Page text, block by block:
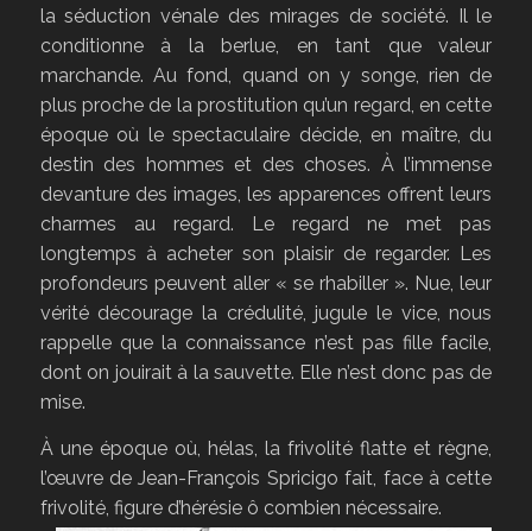
la séduction vénale des mirages de société. Il le
conditionne à la berlue, en tant que valeur
marchande. Au fond, quand on y songe, rien de
plus proche de la prostitution qu’un regard, en cette
époque où le spectaculaire décide, en maître, du
destin des hommes et des choses. À l’immense
devanture des images, les apparences offrent leurs
charmes au regard. Le regard ne met pas
longtemps à acheter son plaisir de regarder. Les
profondeurs peuvent aller « se rhabiller ». Nue, leur
vérité décourage la crédulité, jugule le vice, nous
rappelle que la connaissance n’est pas fille facile,
dont on jouirait à la sauvette. Elle n’est donc pas de
mise.
À une époque où, hélas, la frivolité flatte et règne,
l’œuvre de Jean-François Spricigo fait, face à cette
frivolité, figure d’hérésie ô combien nécessaire.